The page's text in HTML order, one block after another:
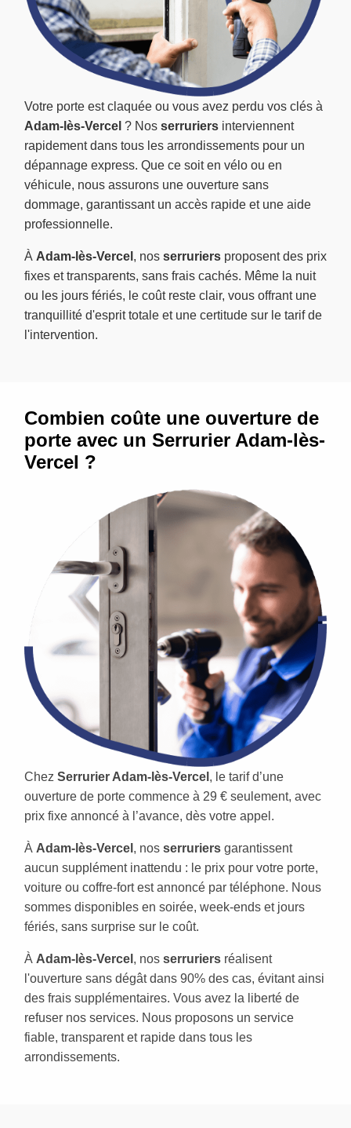
Votre porte est claquée ou vous avez perdu vos clés à
Adam-lès-Vercel ? Nos serruriers interviennent
rapidement dans tous les arrondissements pour un
dépannage express. Que ce soit en vélo ou en
véhicule, nous assurons une ouverture sans
dommage, garantissant un accès rapide et une aide
professionnelle.
À Adam-lès-Vercel , nos serruriers proposent des prix
fixes et transparents, sans frais cachés. Même la nuit
ou les jours fériés, le coût reste clair, vous offrant une
tranquillité d'esprit totale et une certitude sur le tarif de
l'intervention.
Combien coûte une ouverture de
porte avec un Serrurier Adam-lès-
Vercel ?
Chez Serrurier Adam-lès-Vercel , le tarif d’une
ouverture de porte commence à 29 € seulement, avec
prix fixe annoncé à l’avance, dès votre appel.
À Adam-lès-Vercel , nos serruriers garantissent
aucun supplément inattendu : le prix pour votre porte,
voiture ou coffre-fort est annoncé par téléphone. Nous
sommes disponibles en soirée, week-ends et jours
fériés, sans surprise sur le coût.
À Adam-lès-Vercel , nos serruriers réalisent
l'ouverture sans dégât dans 90% des cas, évitant ainsi
des frais supplémentaires. Vous avez la liberté de
refuser nos services. Nous proposons un service
fiable, transparent et rapide dans tous les
arrondissements.